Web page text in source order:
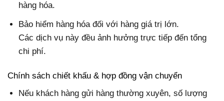
hàng hóa.
Bảo hiểm hàng hóa đối với hàng giá trị lớn.
Các dịch vụ này đều ảnh hưởng trực tiếp đến tổng
chi phí.
Chính sách chiết khấu & hợp đồng vận chuyển
Nếu khách hàng gửi hàng thường xuyên, số lượng